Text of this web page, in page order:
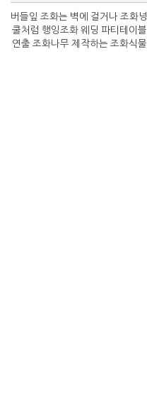
버들잎 조화는 벽에 걸거나 조화넝
쿨처럼 행잉조화 웨딩 파티테이블
연출 조화나무 제작하는 조화식물